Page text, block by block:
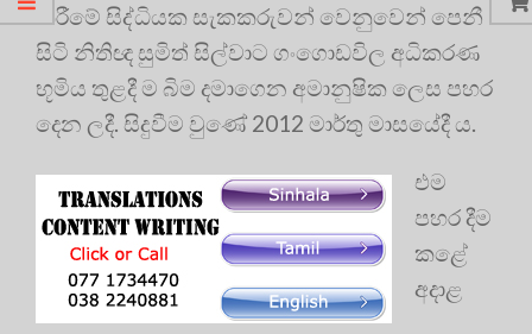
කිරීමේ සිද්ධියක සැකකරුවන් වෙනුවෙන් පෙනී
සිටි නිතිඥ සුමිත් සිල්වාට ගංගොඩවිල අධිකරණ
භූමිය තුළදී ම බිම දමාගෙන අමානුෂික ලෙස පහර
දෙන ලදී. සිදුවීම වුණේ 2012 මාර්තු මාසයේදී ය.
එම
පහර දීම
කළේ
අදාළ